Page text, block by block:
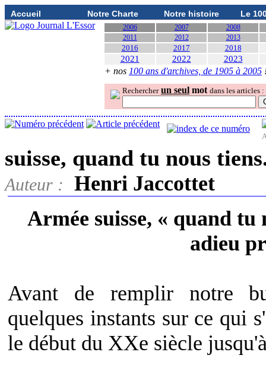
Accueil Notre Charte Notre histoire Le
2006 2007
2008
2011
2012 2013
2016 2017 2018
2021 2022 2023
+ nos 100 ans d'archives, de 1905 à 2005
Rechercher un seul mot dans les articles :
suisse, quand tu nous
Auteur :
Henri Jaccottet
Armée suisse, « quand
adieu
Avant de remplir notre
quelques instants sur ce qui
le début du XXe siècle